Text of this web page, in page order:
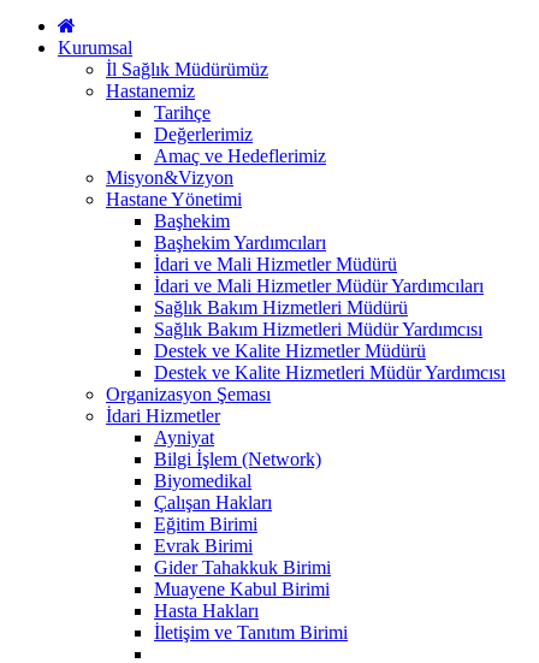
Kurumsal
İl Sağlık Müdürümüz
Hastanemiz
Tarihçe
Değerlerimiz
Amaç ve Hedeflerimiz
Misyon&Vizyon
Hastane Yönetimi
Başhekim
Başhekim Yardımcıları
İdari ve Mali Hizmetler Müdürü
İdari ve Mali Hizmetler Müdür Yardımcıları
Sağlık Bakım Hizmetleri Müdürü
Sağlık Bakım Hizmetleri Müdür Yardımcısı
Destek ve Kalite Hizmetler Müdürü
Destek ve Kalite Hizmetleri Müdür Yardımcısı
Organizasyon Şeması
İdari Hizmetler
Ayniyat
Bilgi İşlem (Network)
Biyomedikal
Çalışan Hakları
Eğitim Birimi
Evrak Birimi
Gider Tahakkuk Birimi
Muayene Kabul Birimi
Hasta Hakları
İletişim ve Tanıtım Birimi